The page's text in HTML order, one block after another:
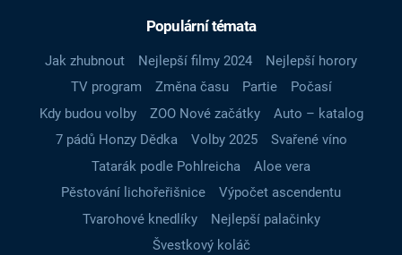
Populární témata
Jak zhubnout Nejlepší filmy 2024
Nejlepší horory
TV program
Změna času Partie
Počasí
Kdy budou volby
ZOO Nové začátky
Auto – katalog
7 pádů Honzy Dědka
Volby 2025
Svařené víno
Tatarák podle Pohlreicha
Aloe vera
Pěstování lichořeřišnice
Výpočet ascendentu
Tvarohové knedlíky
Nejlepší palačinky
Švestkový koláč